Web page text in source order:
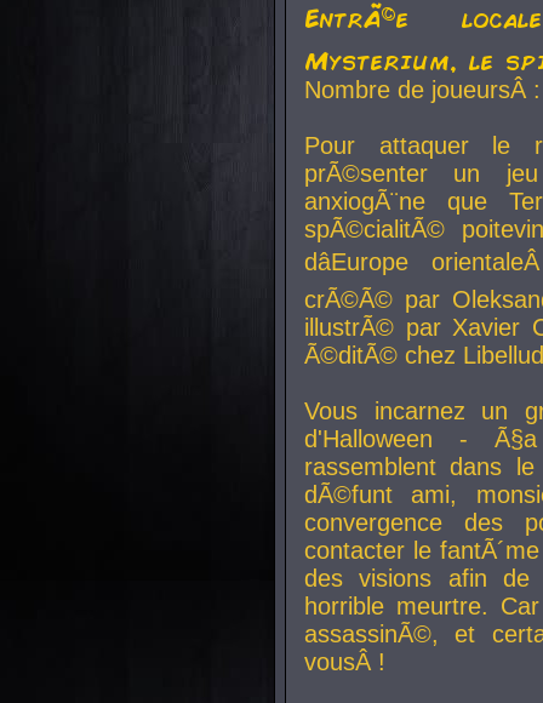
EntrÃ©e
Mysterium, le
Nombre de
Pour attaquer le
prÃ©senter un
anxiogÃ¨ne que
spÃ©cialitÃ©
dâEurope
crÃ©Ã© par
illustrÃ© par Xavier
Ã©ditÃ© chez
Vous incarnez un
d'Halloween -
rassemblent dans
dÃ©funt ami,
convergence des
contacter le
des visions afin
horrible meurtre.
assassinÃ©, et
vousÂ !